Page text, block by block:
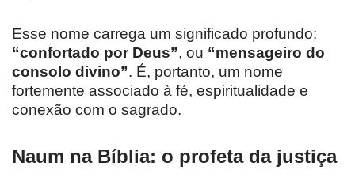
Esse nome carrega um significado profundo:
“confortado por Deus”, ou “mensageiro do
consolo divino”. É, portanto, um nome
fortemente associado à fé, espiritualidade e
conexão com o sagrado.
Naum na Bíblia: o profeta da justiça